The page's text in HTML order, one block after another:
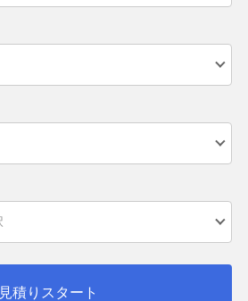
見積りスタート